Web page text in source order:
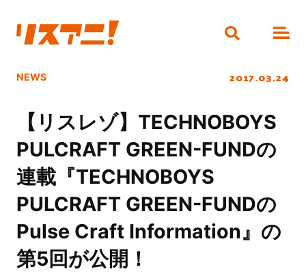
NEWS 2017.03.24
【リスレゾ】TECHNOBOYS
PULCRAFT GREEN-FUNDの
連載『TECHNOBOYS
PULCRAFT GREEN-FUNDの
Pulse Craft Information』の
第5回が公開！